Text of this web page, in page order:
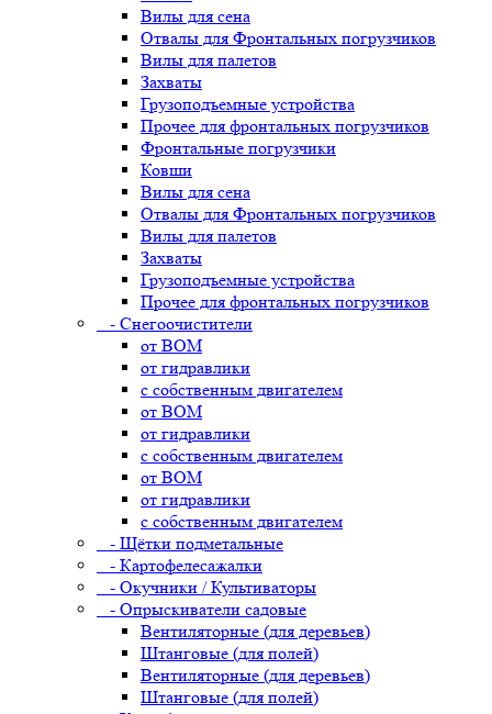
Вилы для сена
Отвалы для Фронтальных погрузчиков
Вилы для палетов
Захваты
Грузоподъемные устройства
Прочее для фронтальных погрузчиков
Фронтальные погрузчики
Ковши
Вилы для сена
Отвалы для Фронтальных погрузчиков
Вилы для палетов
Захваты
Грузоподъемные устройства
Прочее для фронтальных погрузчиков
- Снегоочистители
от ВОМ
от гидравлики
с собственным двигателем
от ВОМ
от гидравлики
с собственным двигателем
от ВОМ
от гидравлики
с собственным двигателем
- Щётки подметальные
- Картофелесажалки
- Окучники / Культиваторы
- Опрыскиватели садовые
Вентиляторные (для деревьев)
Штанговые (для полей)
Вентиляторные (для деревьев)
Штанговые (для полей)